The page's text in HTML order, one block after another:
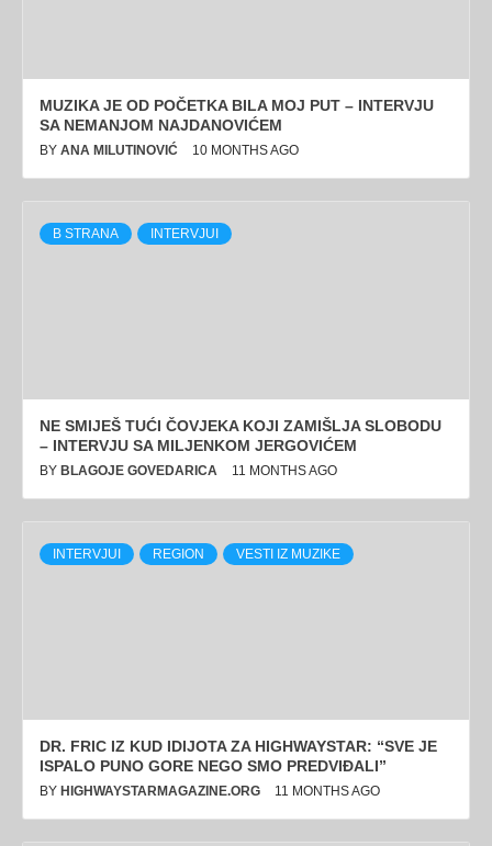
MUZIKA JE OD POČETKA BILA MOJ PUT – INTERVJU
SA NEMANJOM NAJDANOVIĆEM
BY ANA MILUTINOVIĆ 10 MONTHS AGO
B STRANA INTERVJUI
NE SMIJEŠ TUĆI ČOVJEKA KOJI ZAMIŠLJA SLOBODU
– INTERVJU SA MILJENKOM JERGOVIĆEM
BY BLAGOJE GOVEDARICA 11 MONTHS AGO
INTERVJUI REGION VESTI IZ MUZIKE
DR. FRIC IZ KUD IDIJOTA ZA HIGHWAYSTAR: “SVE JE
ISPALO PUNO GORE NEGO SMO PREDVIĐALI”
BY HIGHWAYSTARMAGAZINE.ORG 11 MONTHS AGO